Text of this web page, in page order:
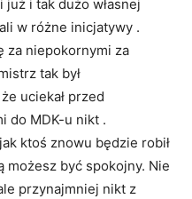
i tak dużo własnej
w różne inicjatywy .
za niepokornymi za
tak był
uciekał przed
do MDK-u nikt .
ktoś znowu będzie robił
możesz być spokojny. Nie
przynajmniej nikt z